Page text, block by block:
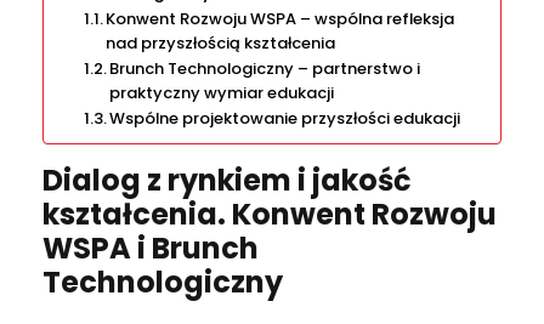
Konwent Rozwoju WSPA – wspólna refleksja
nad przyszłością kształcenia
Brunch Technologiczny – partnerstwo i
praktyczny wymiar edukacji
Wspólne projektowanie przyszłości edukacji
Dialog z rynkiem i jakość
kształcenia. Konwent Rozwoju
WSPA i Brunch
Technologiczny